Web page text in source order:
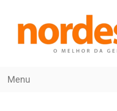
Menu